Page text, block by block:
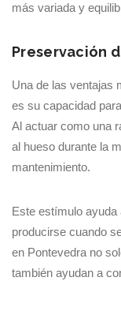
más variada y
Preservación
Una de las ventajas
es su capacidad
Al actuar como una
al hueso durante la
mantenimiento.
Este estímulo ayuda
producirse cuando
en Pontevedra no
también ayudan a